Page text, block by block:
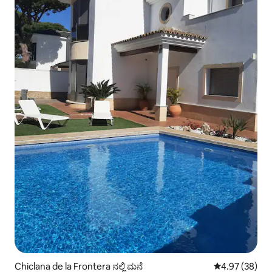
Chiclana de la Frontera ನಲ್ಲಿ ಮನೆ 5 ರಲ್ಲಿ 4.97
4.97 (38)